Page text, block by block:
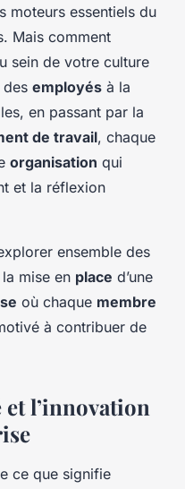
moteurs essentiels du
Mais comment
sein de votre culture
des employés à la
en passant par la
de travail, chaque
organisation qui
et la réflexion
ensemble des
mise en place d’une
où chaque membre
à contribuer de
l’innovation
ce que signifie